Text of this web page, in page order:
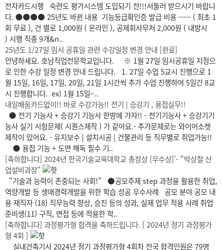
전자카드시행 숙련도 평가시스템 도입되기 전!!!서둘러 받으시기 바랍니
다. ●●●● 25년도 바뀐 내용 기능등급확인증 발급 비용 ----- ( 최초 1
회 무료 ), 건 별로 1,000원 ( 온라인 ), 공제회사무처 2,000원 ( 내방시
) 시행 직종 9개&n..
25년도 1/27일 임시 공휴일 관련 수강일정 변경 안내 [완료]
안녕하세요. 호남직업전문학교입니다. ※ 1월 27일 임시공휴일 지정으
로 인한 수강 일정 변경 안내 드립니다. 1. 27일 수업 5교시 진행으로 1
월 15일, 16일, 17일, 20일, 21일 1시간씩 추가 수업 진행하여 5일간 8교
시 진행합니다. ex) 1월 15일~..
내일배움카드없이!! 바로 수강가능!! 전기 | 승강기 , 용접실무!!
● 전기 기능사 + 승강기 기능사 한방에 가자!! - 전기기능사 + 승강기기
능사 실기 시험문제( 시퀀스제작 ) 가 같아요.- 추가문제로는 와이어소켓
제작이 있어요. - 유지보수 | 설치시공 | 건물관리 등 직무별로 취업가능!!
● 용접 기능 + 도면 해독 필수 기..
[축하합니다] 2024년 한국기술교육대학교 총장상 [우수상]'- "박상철 산
업설비과장"
"기술과 능력이 존중되는 사회!" ●공모주제 step 과정을 활용한 취업,
역량개발 등 생애경력개발을 위한 학습 성공 우수사례 공모 분야 공모 내
용 재직자 (18) 직무능력 향상, 승진 등의 성과, 실제 업무 적용 사례 취업
준비생(11) 구직, 면접 등에 적용한 학..
[축하합니다] 과정평가형 합격을 축하드립니다. [ 2024년 정기 과정평가
형 4회 ]
실내건축기사 2024년 정기 과정평가형 4회차 전국 합격인원은 79명